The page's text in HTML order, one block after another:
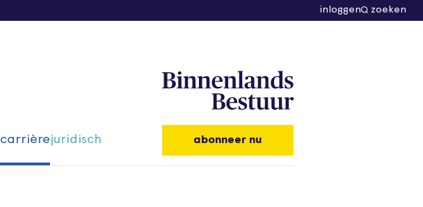
inloggen zoeken
carrièrejuridisch abonneer nu